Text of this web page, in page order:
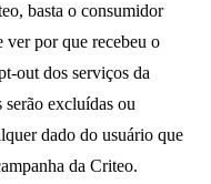
basta o consumidor
por que recebeu o
out dos serviços da
serão excluídas ou
dado do usuário que
da Criteo.